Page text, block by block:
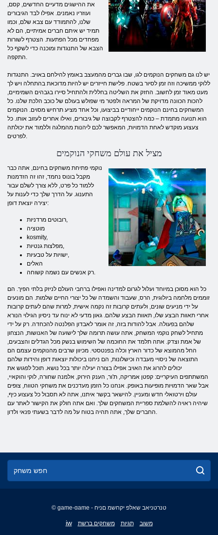
את ההישגים מדעיים החדשים, קסם,
ועוזריו נאמנים. אפילו לבד הגיבורים
שלנו, להתמודד עם צבא שלם, וכמו
תמיד יש איתם חברים אמיתיים, הם לא
מפחדים מכל הפתעות. הצטרף לשורות
הצבא של התנגדות ומוכנה כדי לשקף כל
התקפה.
יש לנו גם משחקים הנוקמים לגו, שבו גברים מהמעצב באומץ להילחם באויב. התנגדות
ללוקי ממשיכה וזה זמן לסיור בשטח. פלישת חייזרים יש להיות מדוכאת בהתחלה ויש לך
מעט מאוד זמן לחשוב. החזק את השליטה בחללית ולהתחיל סיירו בגבהים השמימיים,
להכות הכוונה מדויקת של המראה ולפטר מי שפולש בעולם של כוכב הלכת שלנו. כל
המשחקים בחינם הנוקמים ייחודיים בביצועו, וכל אחד מציע תרחיש מסוים. הנוקמים
הוא תנועה מתמדת – כמה להצטרף לקבוצה של גיבורים, ואילו אחרים לעזוב אותו. כל
צעצוע מוקדש לאחת הדמויות, המאפשר לכם ליהנות מהמלגה וללמוד את יכולתה
לפרטים.
מציל את עולם משחקי הנוקמים
נוקמי פתיחת משחקים בחינם, אתה כבר
מקבל בונוס נחמד, זהו זה הזדמנות
ללמוד כל פרט, ללא צורך לשלם עבור
התענוג. על הדרך שלך כדי לענות על
יצירה יוצאת דופן:
רובוטים מרדניות,
מוטציה
kosmity,
מפלצות גנטיות,
ישויות על טבעיות,
האלים
רק אנשים עם נשמה קשוחה.
כל הוא מסוכן במיוחד ועלול לגרום למדינה ואפילו ברחבי העולם לניזק בלתי הפיך. הם
זוממים מלחמה ביולוגית, הרס, שעבוד והשמדה של כל יצורי החיים שלמות. הם מונעים
על ידי מניעים שונים, ולעתים קרובות זה נקמה אישית, למרות שהם לעתים קרובות
אחרי תאוות הבצע שלו, תאוות הבצע שלהם. גאון מדעי לא ינוח עד ניסיון הגילוי הנורא
שלהם בפעולה. אבל להודות בזה, זה אומר לאבדון הפלנטה להכחדה. רק על ידי
מתחיל לשחק נוקמי המשחק, אתה עושה תרומה שלך לישועה של האנושות, הנצחון
של אמת וצדק. אתה תלמד את החוכמה של השימוש בנשק מכל הגדלים והצבעים,
החל מהמוצא של כדור הארץ וכלה בפנטסטי. מכיוון שרבים מהנוקמים עצמם הם
התוצאה של ניסויי מעבדה וכישלונות, הם ניחנו ביכולות יוצאות דופן והידות שלהם
יכולים להרוג את האויב אפילו בצורה יעילה יותר בכל נושא. תוכל לפגוש את
המשתתפים העיקריים: קפטן אמריקה, ת'ור, הענק הירוק, אלמנה שחורה, לוקי והוקאיי,
אבל שאר הדמויות מופיעות באופק. אנחנו כל הזמן מעדכנים את משחקי הטווח, צופים
עולם וירטואלי חדש ומעניין. להישאר בקשר איתנו, אתה לא תסבול כל צעצוע כיף,
שיהיה ראויה להשלמת ספריית המשחקים שלך. ואם אתה חולק את הקישור לאתר עם
החברים שלך, אתה תהיה בטוח על מה לדבר בשעתי פנאי ולדון.
© game-game - טנרטניאב שאלפ יקחשמ םניח
iw משחקים ברשת תגיות משוב